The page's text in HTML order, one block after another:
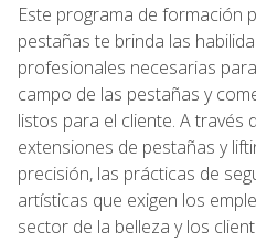
Este programa de formación
pestañas te brinda las
profesionales necesarias
campo de las pestañas y
listos para el cliente. A través
extensiones de pestañas y
precisión, las prácticas de
artísticas que exigen los
sector de la belleza y los